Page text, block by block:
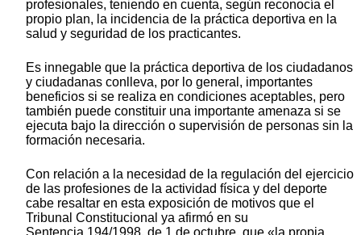
profesionales, teniendo en cuenta, según reconocía el
propio plan, la incidencia de la práctica deportiva en la
salud y seguridad de los practicantes.
Es innegable que la práctica deportiva de los ciudadanos
y ciudadanas conlleva, por lo general, importantes
beneficios si se realiza en condiciones aceptables, pero
también puede constituir una importante amenaza si se
ejecuta bajo la dirección o supervisión de personas sin la
formación necesaria.
Con relación a la necesidad de la regulación del ejercicio
de las profesiones de la actividad física y del deporte
cabe resaltar en esta exposición de motivos que el
Tribunal Constitucional ya afirmó en su
Sentencia 194/1998, de 1 de octubre, que «la propia